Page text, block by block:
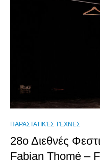
ΠΑΡΑΣΤΑΤΙΚΈΣ ΤΈΧΝΕΣ
28ο Διεθνές
Fabian Thomé –